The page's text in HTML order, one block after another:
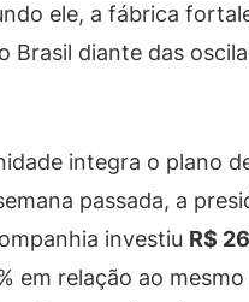
ele, a fábrica
Brasil diante das
integra o plano
passada, a
investiu R$
em relação ao